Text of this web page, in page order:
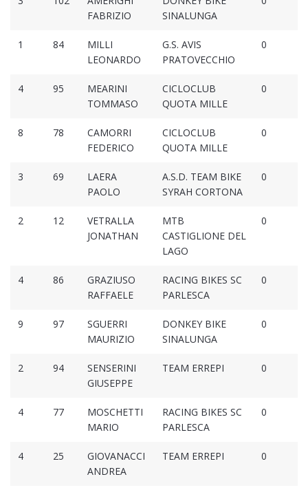
FABRIZIO
SINALUNGA
1 84
MILLI
LEONARDO
G.S. AVIS
PRATOVECCHIO
0
4 95
MEARINI
TOMMASO
CICLOCLUB
QUOTA MILLE
0
8 78
CAMORRI
FEDERICO
CICLOCLUB
QUOTA MILLE
0
3 69
LAERA
PAOLO
A.S.D. TEAM BIKE
SYRAH CORTONA
0
2 12
VETRALLA
JONATHAN
MTB
CASTIGLIONE DEL
LAGO
0
4 86
GRAZIUSO
RAFFAELE
RACING BIKES SC
PARLESCA
0
9 97
SGUERRI
MAURIZIO
DONKEY BIKE
SINALUNGA
0
2 94
SENSERINI
GIUSEPPE
TEAM ERREPI 0
4 77
MOSCHETTI
MARIO
RACING BIKES SC
PARLESCA
0
4 25
GIOVANACCI
ANDREA
TEAM ERREPI 0